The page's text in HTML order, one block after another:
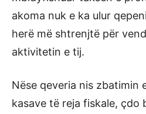
akoma nuk e ka ulur
herë më shtrenjtë për
aktivitetin e tij.
Nëse qeveria nis zbatimin
kasave të reja fiskale, çdo